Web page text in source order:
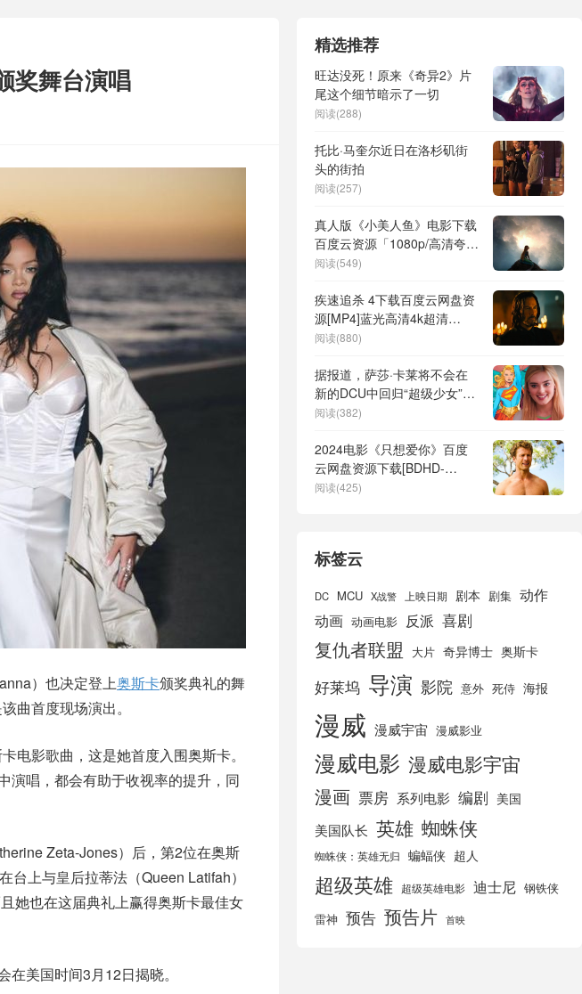
奖舞台演唱
）也决定登上奥斯卡颁奖典礼的舞
曲首度现场演出。
电影歌曲，这是她首度入围奥斯卡。
演唱，都会有助于收视率的提升，同
Zeta-Jones）后，第2位在奥斯
台上与皇后拉蒂法（Queen Latifah）
她也在这届典礼上赢得奥斯卡最佳女
美国时间3月12日揭晓。
精选推荐
旺达没死！原来《奇异2》片
尾这个细节暗示了一切
阅读(288)
托比·马奎尔近日在洛杉矶街
头的街拍
阅读(257)
真人版《小美人鱼》电影下载
百度云资源「1080p/高清夸克
网盘」云网盘
阅读(549)
疾速追杀 4下载百度云网盘资
源[MP4]蓝光高清4k超清
[HD1080p]完整版
阅读(880)
据报道，萨莎·卡莱将不会在
新的DCU中回归“超级少女”的
角色
阅读(382)
2024电影《只想爱你》百度
云网盘资源下载[BDHD-
MP4MKV-1080P]阿里云盘
阅读(425)
标签云
DC MCU X战警 上映日期 剧本 剧集 动作
动画 动画电影 反派 喜剧
复仇者联盟 大片 奇异博士 奥斯卡
好莱坞 导演 影院 意外 死侍 海报
漫威 漫威宇宙 漫威影业
漫威电影 漫威电影宇宙
漫画 票房 系列电影 编剧 美国
美国队长 英雄 蜘蛛侠
蜘蛛侠：英雄无归 蝙蝠侠 超人
超级英雄 超级英雄电影 迪士尼 钢铁侠
雷神 预告 预告片 首映